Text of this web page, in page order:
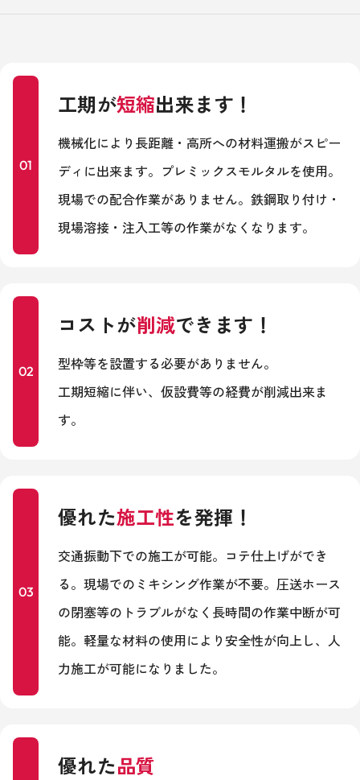
01
工期が短縮出来ます！
機械化により長距離・高所への材料運搬がスピー
ディに出来ます。プレミックスモルタルを使用。
現場での配合作業がありません。鉄鋼取り付け・
現場溶接・注入工等の作業がなくなります。
02
コストが削減できます！
型枠等を設置する必要がありません。
工期短縮に伴い、仮設費等の経費が削減出来ま
す。
03
優れた施工性を発揮！
交通振動下での施工が可能。コテ仕上げができ
る。現場でのミキシング作業が不要。圧送ホース
の閉塞等のトラブルがなく長時間の作業中断が可
能。軽量な材料の使用により安全性が向上し、人
力施工が可能になりました。
優れた品質